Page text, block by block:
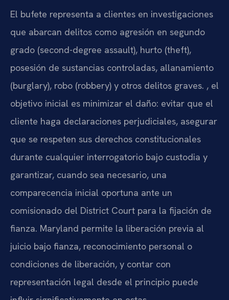
El bufete representa a clientes en investigaciones
que abarcan delitos como agresión en segundo
grado (second-degree assault), hurto (theft),
posesión de sustancias controladas, allanamiento
(burglary), robo (robbery) y otros delitos graves. , el
objetivo inicial es minimizar el daño: evitar que el
cliente haga declaraciones perjudiciales, asegurar
que se respeten sus derechos constitucionales
durante cualquier interrogatorio bajo custodia y
garantizar, cuando sea necesario, una
comparecencia inicial oportuna ante un
comisionado del District Court para la fijación de
fianza. Maryland permite la liberación previa al
juicio bajo fianza, reconocimiento personal o
condiciones de liberación, y contar con
representación legal desde el principio puede